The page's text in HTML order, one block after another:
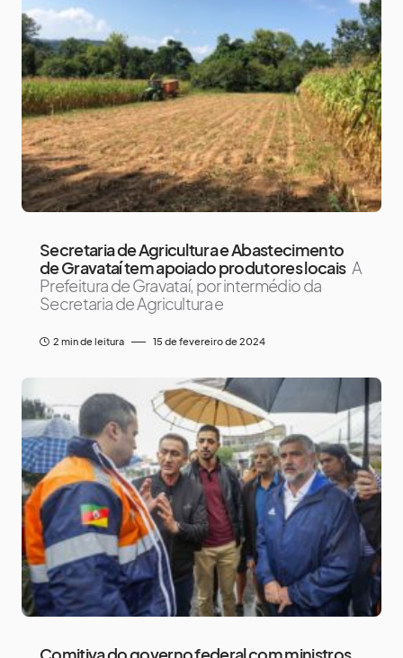
Secretaria de Agricultura e Abastecimento
de Gravataí tem apoiado produtores locais A
Prefeitura de Gravataí, por intermédio da
Secretaria de Agricultura e
2 min de leitura 15 de fevereiro de 2024